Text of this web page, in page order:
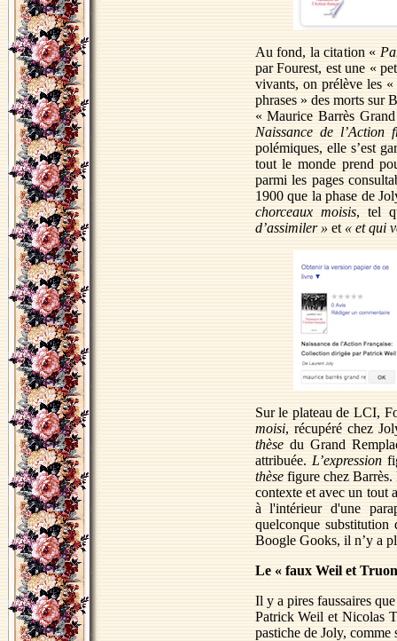
Au fond, la citation «
par Fourest, est une «
vivants, on prélève les
phrases » des morts sur
« Maurice Barrès
Naissance de l’Action
polémiques, elle s’est
tout le monde prend
parmi les pages
1900 que la phase de
chorceaux moisis, tel
d’assimiler » et « et qui
Sur le plateau de LCI,
moisi, récupéré chez
thèsedu Grand
attribuée. L’expression
thèsefigure chez Barrès.
contexte et avec un tout
à l'intérieur d'une
quelconque
Boogle Gooks, il n’y a
Le « faux Weil et
Il y a pires faussaires
Patrick Weil et Nicolas
pastiche de Joly, comme